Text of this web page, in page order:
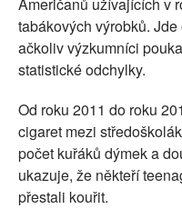
Američanů užívajících v
tabákových výrobků.
ačkoliv výzkumníci
statistické odchylky.
Od roku 2011 do roku
cigaret mezi
počet kuřáků dýmek a
ukazuje, že někteří
přestali kouřit.